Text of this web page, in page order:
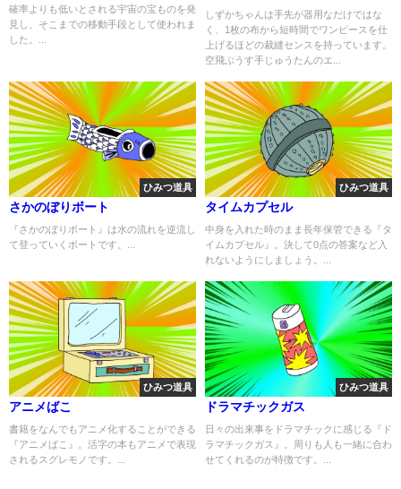
確率よりも低いとされる宇宙の宝ものを発
見し、そこまでの移動手段として使われま
した。...
ている
しずかちゃんは手先が器用なだけではな
く、1枚の布から短時間でワンピースを仕
上げるほどの裁縫センスを持っています。
空飛ぶうす手じゅうたんのエ...
ひみつ道具
さかのぼりボート
『さかのぼりボート』は水の流れを逆流し
て登っていくボートです。...
ひみつ道具
タイムカプセル
中身を入れた時のまま長年保管できる『タ
イムカプセル』。決して0点の答案など入
れないようにしましょう。...
ひみつ道具
アニメばこ
書籍をなんでもアニメ化することができる
『アニメばこ』。活字の本もアニメで表現
されるスグレモノです。...
ひみつ道具
ドラマチックガス
日々の出来事をドラマチックに感じる『ド
ラマチックガス』。周りも人も一緒に合わ
せてくれるのが特徴です。...